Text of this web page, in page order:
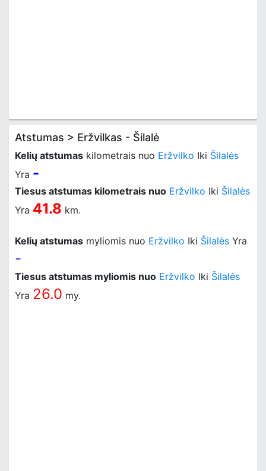
Atstumas > Eržvilkas - Šilalė
Kelių atstumas kilometrais nuo Eržvilko Iki Šilalės
Yra -
Tiesus atstumas kilometrais nuo Eržvilko Iki Šilalės
Yra 41.8 km.
Kelių atstumas myliomis nuo Eržvilko Iki Šilalės Yra
-
Tiesus atstumas myliomis nuo Eržvilko Iki Šilalės
Yra 26.0 my.